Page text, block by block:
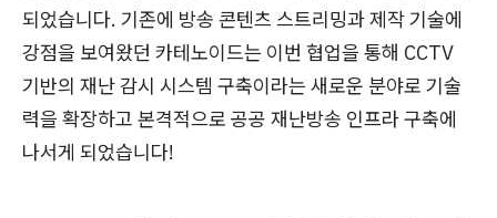
되었습니다. 기존에 방송 콘텐츠 스트리밍과 제작 기술에
강점을 보여왔던 카테노이드는 이번 협업을 통해 CCTV
기반의 재난 감시 시스템 구축이라는 새로운 분야로 기술
력을 확장하고 본격적으로 공공 재난방송 인프라 구축에
나서게 되었습니다!